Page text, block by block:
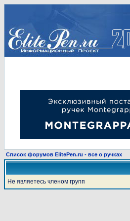
Список форумов ElitePen.ru - все о ручках
Не являетесь членом групп